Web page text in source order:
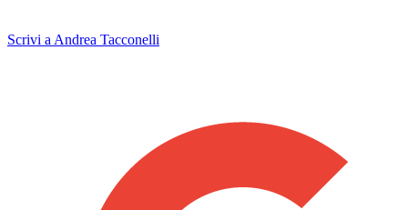
Scrivi a Andrea Tacconelli